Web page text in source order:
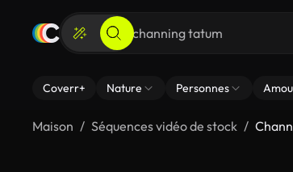
Coverr+ Nature Personnes
Maison Séquences vidéo de stock